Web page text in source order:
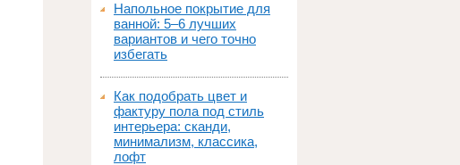
Напольное покрытие для
ванной: 5–6 лучших
вариантов и чего точно
избегать
Как подобрать цвет и
фактуру пола под стиль
интерьера: сканди,
минимализм, классика,
лофт